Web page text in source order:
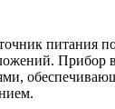
питания
Прибор